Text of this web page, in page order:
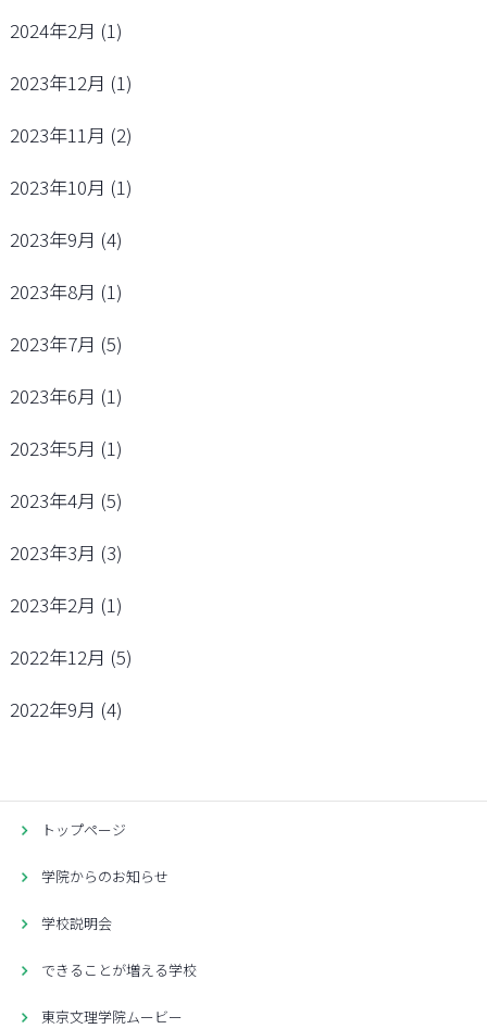
2024年2月 (1)
2023年12月 (1)
2023年11月 (2)
2023年10月 (1)
2023年9月 (4)
2023年8月 (1)
2023年7月 (5)
2023年6月 (1)
2023年5月 (1)
2023年4月 (5)
2023年3月 (3)
2023年2月 (1)
2022年12月 (5)
2022年9月 (4)
トップページ
学院からのお知らせ
学校説明会
できることが増える学校
東京文理学院ムービー